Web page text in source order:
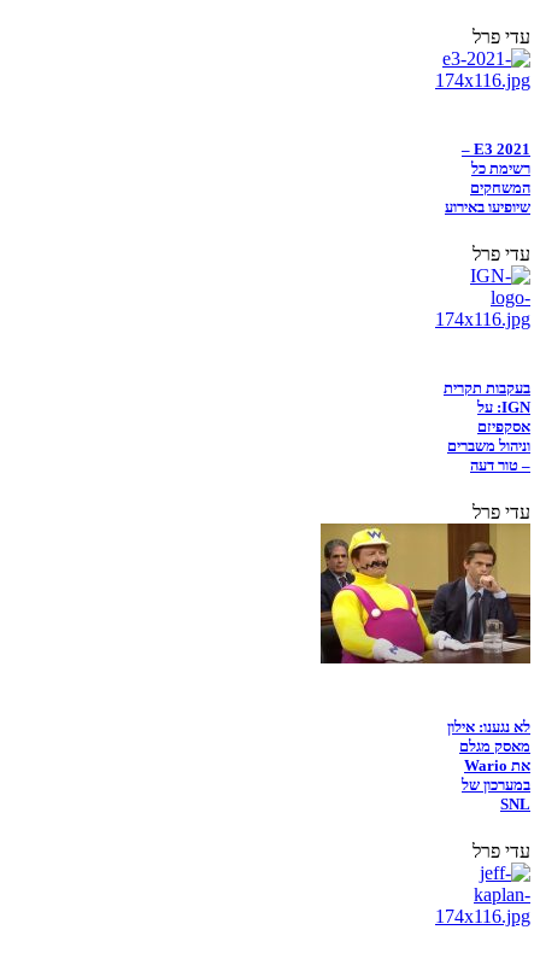
עדי פרל
E3 2021 –
רשימת כל
המשחקים
שיופיעו באירוע
עדי פרל
בעקבות תקרית
IGN: על
אסקפיזם
וניהול משברים
– טור דעה
עדי פרל
לא נגענו: אילון
מאסק מגלם
את Wario
במערכון של
SNL
עדי פרל